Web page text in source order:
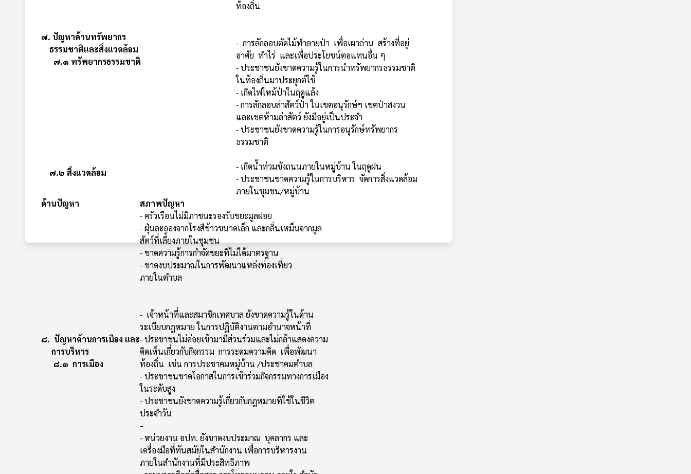
ท้องถิ่น
๗. ปัญหาด้านทรัพยากร
ธรรมชาติและสิ่งแวดล้อม
๗.๑ ทรัพยากรธรรมชาติ
๗.๒ สิ่งแวดล้อม
- การลักลอบตัดไม้ทำลายป่า เพื่อเผาถ่าน สร้างที่อยู่
อาศัย ทำไร่ และเพื่อประโยชน์ตอแทนอื่น ๆ
- ประชาชนยังขาดความรู้ในการนำทรัพยากรธรรมชาติ
ในท้องถิ่นมาประยุกต์ใช้
- เกิดไฟไหม้ป่าในฤดูแล้ง
- การลักลอบล่าสัตว์ป่า ในเขตอนุรักษ์ฯ เขตป่าสงวน
และเขตห้ามล่าสัตว์ ยังมีอยู่เป็นประจำ
- ประชาชนยังขาดความรู้ในการอนุรักษ์ทรัพยากร
ธรรมชาติ
- เกิดน้ำท่วมขังถนนภายในหมู่บ้าน ในฤดูฝน
- ประชาชนขาดความรู้ในการบริหาร จัดการสิ่งแวดล้อม
ภายในชุมชน/หมู่บ้าน
ด้านปัญหา
สภาพปัญหา
- ครัวเรือนไม่มีภาชนะรองรับขยะมูลฝอย
- ฝุ่นละอองจากโรงสีข้าวขนาดเล็ก และกลิ่นเหม็นจากมูล
สัตว์ที่เลี้ยงภายในชุมชน
- ขาดความรู้การกำจัดขยะที่ไม่ได้มาตรฐาน
- ขาดงบประมาณในการพัฒนาแหล่งท่องเที่ยว
ภายในตำบล
๘. ปัญหาด้านการเมือง และ
การบริหาร
๘.๑ การเมือง
- เจ้าหน้าที่และสมาชิกเทศบาล ยังขาดความรู้ในด้าน
ระเบียบกฎหมาย ในการปฏิบัติงานตามอำนาจหน้าที่
- ประชาชนไม่ค่อยเข้ามามีส่วนร่วมและไม่กล้าแสดงความ
คิดเห็นเกี่ยวกับกิจกรรม การระดมความคิด เพื่อพัฒนา
ท้องถิ่น เช่น การประชาคมหมู่บ้าน /ประชาคมตำบล
- ประชาชนขาดโอกาสในการเข้าร่วมกิจกรรมทางการเมือง
ในระดับสูง
- ประชาชนยังขาดความรู้เกี่ยวกับกฎหมายที่ใช้ในชีวิต
ประจำวัน
-
- หน่วยงาน อปท. ยังขาดงบประมาณ บุคลากร และ
เครื่องมือที่ทันสมัยในสำนักงาน เพื่อการบริหารงาน
ภายในสำนักงานที่มีประสิทธิภาพ